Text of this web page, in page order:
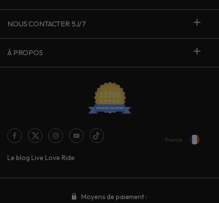
NOUS CONTACTER 5J/7
À PROPOS
Le blog Live Love Ride
France
Moyens de paiement :